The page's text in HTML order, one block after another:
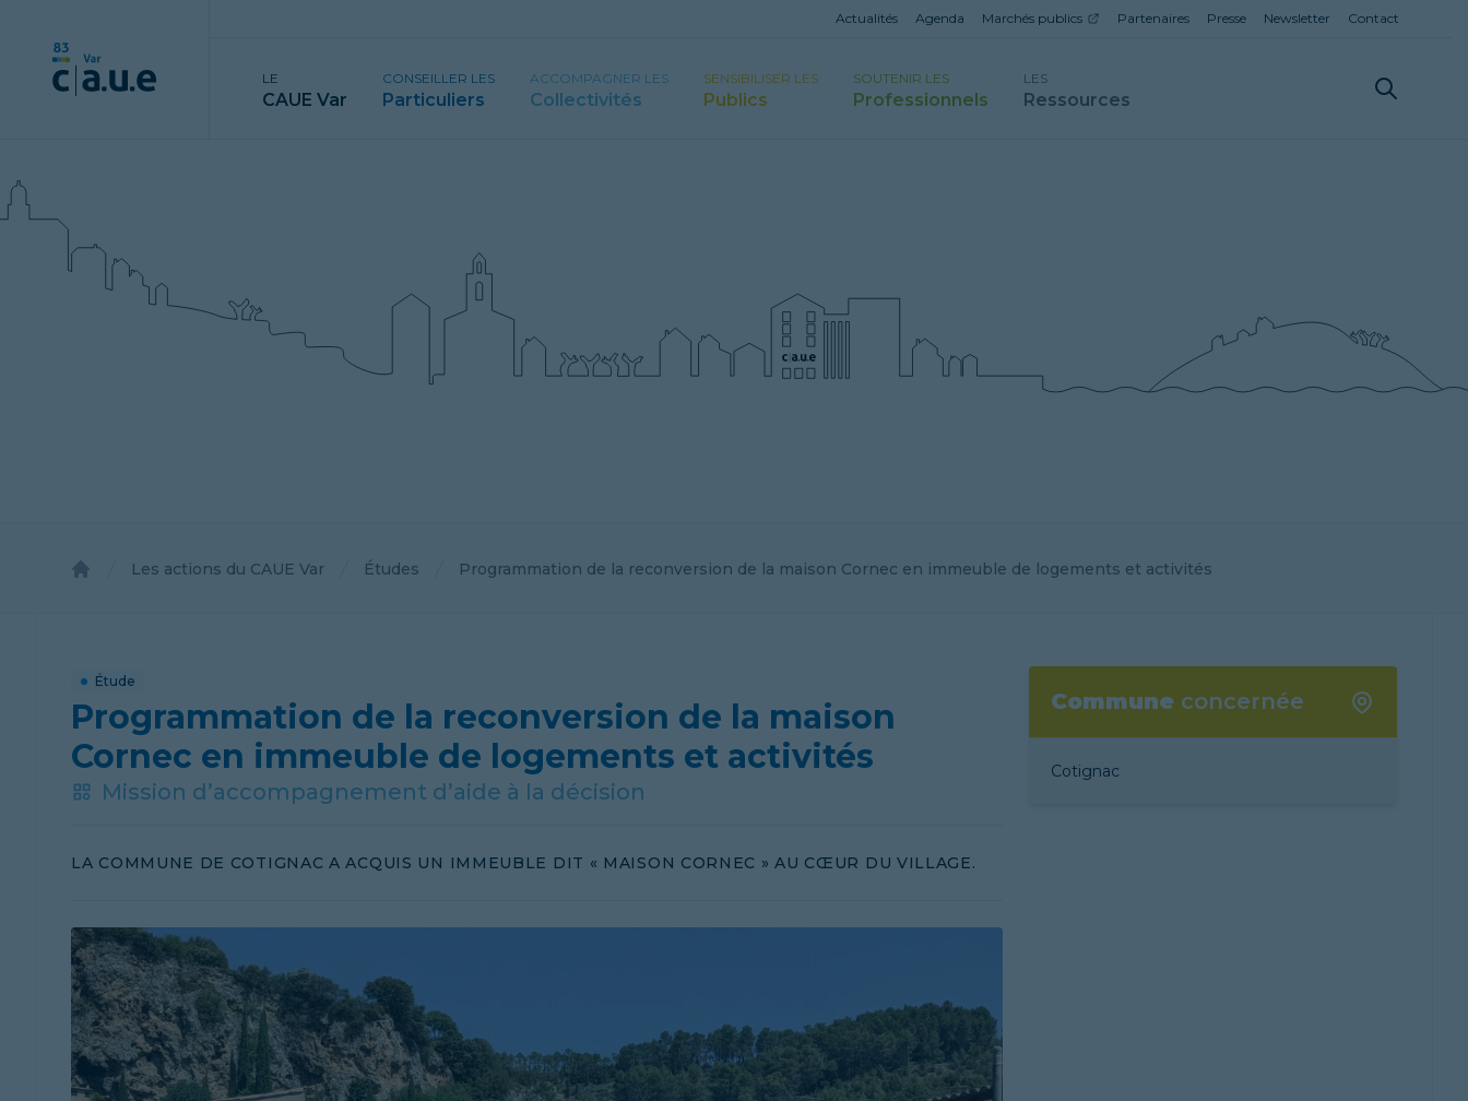
Actualités Agenda Marchés publics Partenaires Presse Newsletter Contact
LE
CAUE Var
CONSEILLER LES
Particuliers
ACCOMPAGNER LES
Collectivités
SENSIBILISER LES
Publics
SOUTENIR LES
Professionnels
LES
Ressources
Les actions du CAUE Var Études Programmation de la reconversion de la maison Cornec en immeuble de logements et activités
Étude
Programmation de la reconversion de la maison
Cornec en immeuble de logements et activités
Mission d’accompagnement d’aide à la décision
LA COMMUNE DE COTIGNAC A ACQUIS UN IMMEUBLE DIT « MAISON CORNEC » AU CŒUR DU VILLAGE.
Communeconcernée
Cotignac